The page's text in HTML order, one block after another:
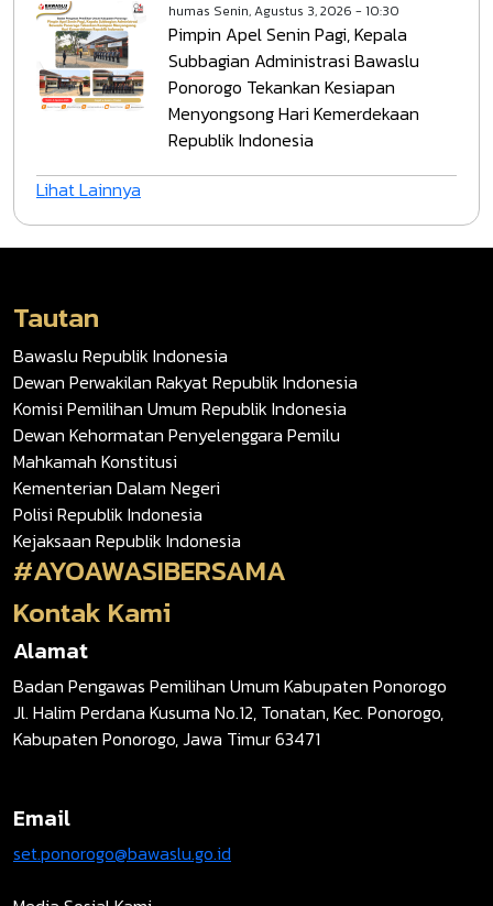
humas Senin, Agustus 3, 2026 - 10:30
Pimpin Apel Senin Pagi, Kepala
Subbagian Administrasi Bawaslu
Ponorogo Tekankan Kesiapan
Menyongsong Hari Kemerdekaan
Republik Indonesia
Lihat Lainnya
Tautan
Bawaslu Republik Indonesia
Dewan Perwakilan Rakyat Republik Indonesia
Komisi Pemilihan Umum Republik Indonesia
Dewan Kehormatan Penyelenggara Pemilu
Mahkamah Konstitusi
Kementerian Dalam Negeri
Polisi Republik Indonesia
Kejaksaan Republik Indonesia
#AYOAWASIBERSAMA
Kontak Kami
Alamat
Badan Pengawas Pemilihan Umum Kabupaten Ponorogo
Jl. Halim Perdana Kusuma No.12, Tonatan, Kec. Ponorogo,
Kabupaten Ponorogo, Jawa Timur 63471
Email
set.ponorogo@bawaslu.go.id